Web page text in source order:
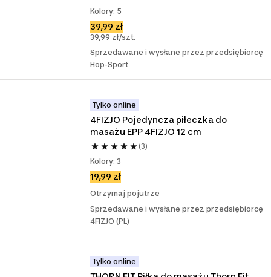
Kolory: 5
39,99 zł
39,99 zł/szt.
Sprzedawane i wysłane przez przedsiębiorcę
Hop-Sport
Tylko online
4FIZJO Pojedyncza piłeczka do
masażu EPP 4FIZJO 12 cm
(3)
Kolory: 3
19,99 zł
Otrzymaj pojutrze
Sprzedawane i wysłane przez przedsiębiorcę
4FIZJO (PL)
Tylko online